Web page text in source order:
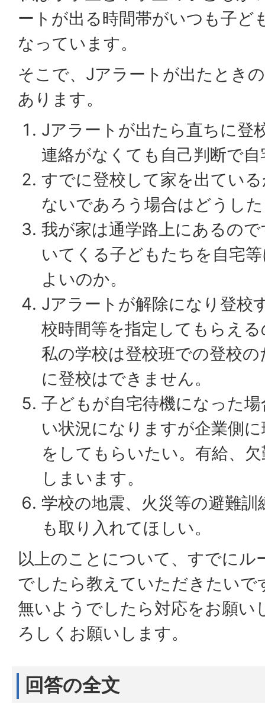
ートが出る時間帯がいつも子ど
なっています。
そこで、Jアラートが出たとき
あります。
Jアラートが出たら直ちに登
連絡がなくても自己判断で
すでに登校して家を出てい
ないであろう場合はどうし
我が家は通学路上にあるの
いてくる子どもたちを自宅
よいのか。
Jアラートが解除になり登校
校時間等を指定してもらえ
私の学校は登校班での登校
に登校はできません。
子どもが自宅待機になった
い状況になりますが企業側
をしてもらいたい。有給、
しまいます。
学校の地震、火災等の避難
も取り入れてほしい。
以上のことについて、すでにル
でしたら教えていただきたいで
無いようでしたら対応をお願い
ろしくお願いします。
回答の全文